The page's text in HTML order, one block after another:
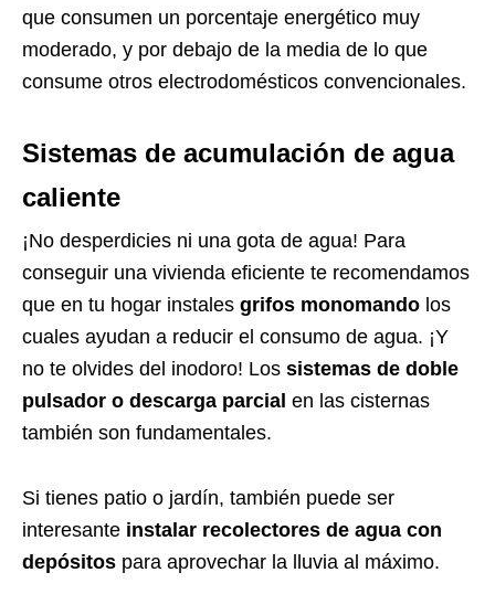
que consumen un porcentaje energético muy
moderado, y por debajo de la media de lo que
consume otros electrodomésticos convencionales.
Sistemas de acumulación de agua
caliente
¡No desperdicies ni una gota de agua! Para
conseguir una vivienda eficiente te recomendamos
que en tu hogar instales grifos monomando los
cuales ayudan a reducir el consumo de agua. ¡Y
no te olvides del inodoro! Los sistemas de doble
pulsador o descarga parcial en las cisternas
también son fundamentales.
Si tienes patio o jardín, también puede ser
interesante instalar recolectores de agua con
depósitos para aprovechar la lluvia al máximo.